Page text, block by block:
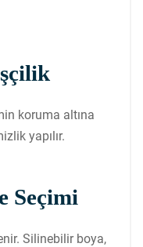
koruma altına
yapılır.
Seçimi
Silinebilir boya,